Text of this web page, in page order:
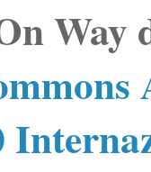
Way